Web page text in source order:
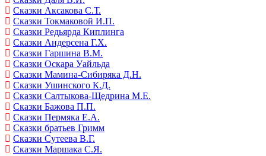
Сказки Аксакова С.Т.
Сказки Токмаковой И.П.
Сказки Редьярда Киплинга
Сказки Андерсена Г.Х.
Сказки Гаршина В.М.
Сказки Оскара Уайльда
Сказки Мамина-Сибиряка Д.Н.
Сказки Ушинского К.Д.
Сказки Салтыкова-Щедрина М.Е.
Сказки Бажова П.П.
Сказки Пермяка Е.А.
Сказки братьев Гримм
Сказки Сутеева В.Г.
Сказки Маршака С.Я.